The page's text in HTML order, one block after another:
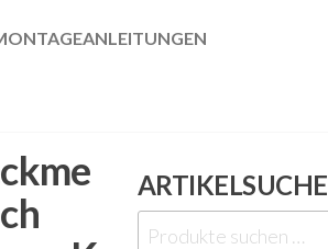
ARTIKELSUCHE
Suchen